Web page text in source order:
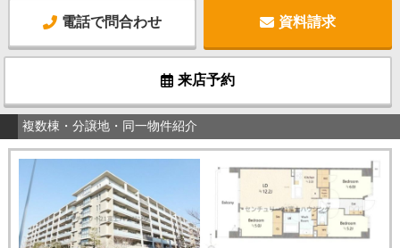
電話で問合わせ 資料請求
来店予約
複数棟・分譲地・同一物件紹介